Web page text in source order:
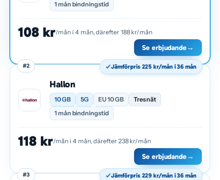
1 mån bindningstid
108 kr/mån i 4 mån, därefter 188 kr/mån
Se erbjudande→
#2
Hallon
10 GB 5G EU 10 GB
Tres nät
1 mån bindningstid
Jämförpris 225 kr/mån i 36 mån
118 kr/mån i 4 mån, därefter 238 kr/mån
Se erbjudande→
#3 Jämförpris 229 kr/mån i 36 mån